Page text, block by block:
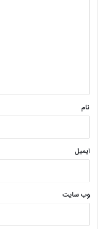
نام
ایمیل
وب‌ سایت